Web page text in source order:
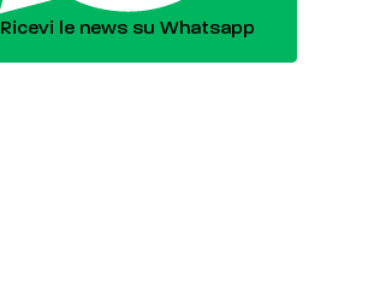
Ricevi le news su Whatsapp